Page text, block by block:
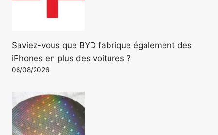
Saviez-vous que BYD fabrique également des
iPhones en plus des voitures ?
06/08/2026